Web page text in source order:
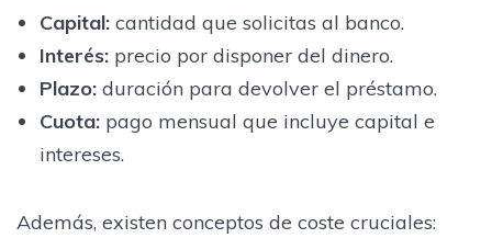
Capital:cantidad que solicitas al banco.
Interés:precio por disponer del dinero.
Plazo:duración para devolver el préstamo.
Cuota:pago mensual que incluye capital e
intereses.
Además, existen conceptos de coste cruciales: